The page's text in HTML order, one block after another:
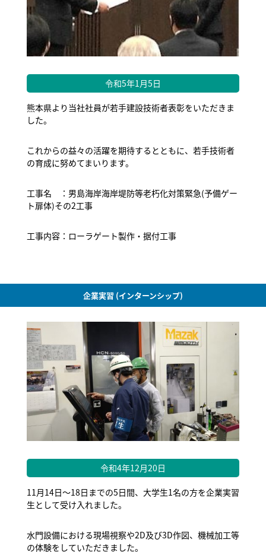
令和5年1月5日
熊本県より当社社員が若手建設技術者表彰をいただきま
した。
これからの益々の活躍を期待するとともに、若手技術者
の育成に努めてまいります。
工事名 ：男島海岸海岸堤防等老朽化対策緊急(予備ゲー
ト扉体)その2工事
工事内容：ローラゲート製作・据付工事
企業実習 (インターンシップ)
令和4年12月20日
11月14日～18日までの5日間、大学生1名の方を企業実習
生として受け入れました。
水門設備における現場視察や2D及び3D作図、機械加工等
の体験をしていただきました。